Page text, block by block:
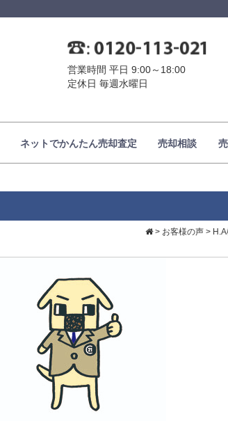
営業時間 平日 9:00～18:00
定休日 毎週水曜日
ネットでかんたん売却査定 売却相談
> お客様の声 >